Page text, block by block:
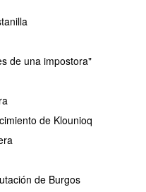
de una impostora"
de Klounioq
de Burgos